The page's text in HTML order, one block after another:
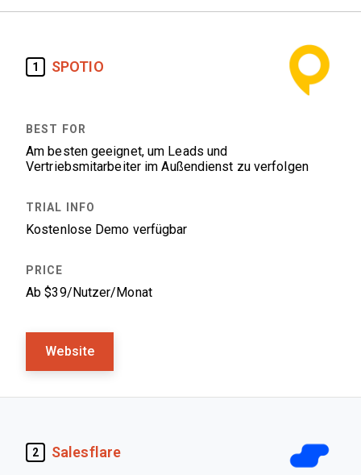
1 SPOTIO
Am besten geeignet, um Leads und
Vertriebsmitarbeiter im Außendienst zu verfolgen
Kostenlose Demo verfügbar
Ab $39/Nutzer/Monat
Website
2 Salesflare